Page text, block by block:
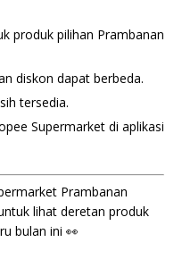
produk pilihan Prambanan
diskon dapat berbeda.
tersedia.
Supermarket di aplikasi
Prambanan
lihat deretan produk
bulan ini 👀